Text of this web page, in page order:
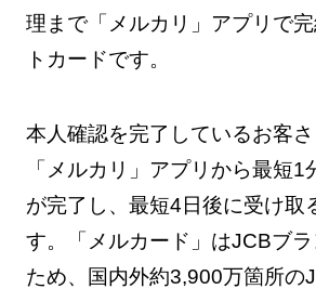
理まで「メルカリ」アプリで
トカードです。
本人確認を完了しているお客さ
「メルカリ」アプリから最短
が完了し、最短4日後に受け取
す。「メルカード」はJCBブ
ため、国内外約3,900万箇所の